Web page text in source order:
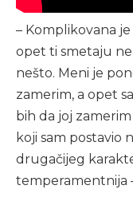
– Komplikovana
opet ti smetaju
nešto. Meni je
zamerim, a opet
bih da joj
koji sam postavio
drugačijeg
temperamentnija